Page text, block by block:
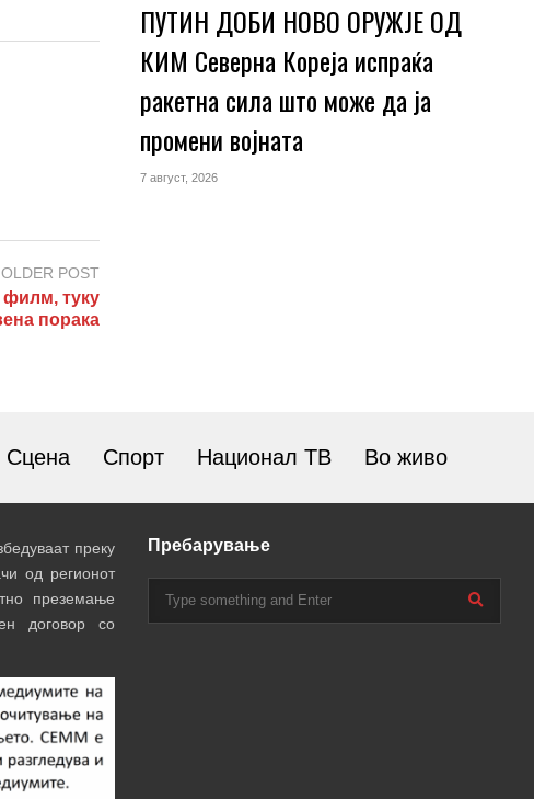
OLDER POST
туку
порака
ПУТИН ДОБИ НОВО ОРУЖЈЕ ОД
КИМ Северна Кореја испраќа
ракетна сила што може да ја
промени војната
7 август, 2026
Сцена Спорт Национал ТВ Во живо
преку
од регионот
преземање
договор со
Пребарување